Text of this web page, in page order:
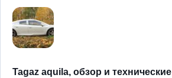
Tagaz aquila, обзор и технические